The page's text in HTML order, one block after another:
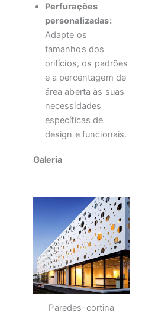
Perfurações
personalizadas:
Adapte os
tamanhos dos
orifícios, os padrões
e a percentagem de
área aberta às suas
necessidades
específicas de
design e funcionais.
Galeria
Paredes-cortina